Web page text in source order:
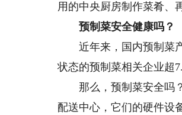
用的中央厨房制作菜肴、
预制菜安全健康吗？
近年来，国内预制菜产
状态的预制菜相关企业超
那么，预制菜安全吗？
配送中心，它们的硬件设